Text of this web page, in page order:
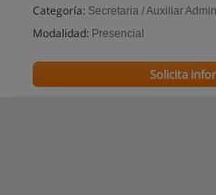
Categoría: Secretaria / Auxiliar
Modalidad: Presencial
Solicita